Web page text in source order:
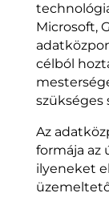
Microsoft,
célból
szükséges
Az
formája az
ilyeneket